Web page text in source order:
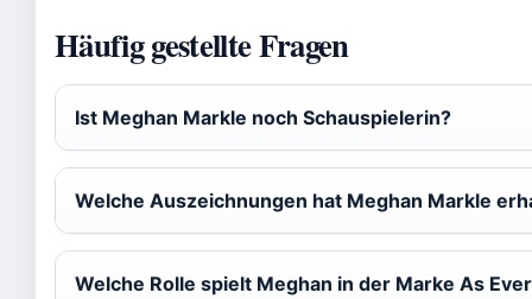
Häufig gestellte Fragen
Ist Meghan Markle noch Schauspielerin?
Welche Auszeichnungen hat Meghan Markle
Welche Rolle spielt Meghan in der Marke As